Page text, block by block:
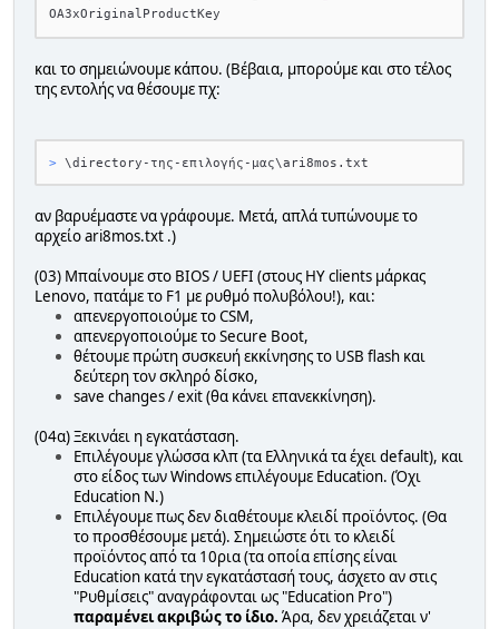
και το σημειώνουμε κάπου. (Βέβαια, μπορούμε και στο τέλος
της εντολής να θέσουμε πχ:
> \directory-της-επιλογής-μας\ari8mos.txt
αν βαρυέμαστε να γράφουμε. Μετά, απλά τυπώνουμε το
αρχείο ari8mos.txt .)
(03) Μπαίνουμε στο BIOS / UEFI (στους ΗΥ clients μάρκας
Lenovo, πατάμε το F1 με ρυθμό πολυβόλου!), και:
απενεργοποιούμε το CSM,
απενεργοποιούμε το Secure Boot,
θέτουμε πρώτη συσκευή εκκίνησης το USB flash και
δεύτερη τον σκληρό δίσκο,
save changes / exit (θα κάνει επανεκκίνηση).
(04α) Ξεκινάει η εγκατάσταση.
Επιλέγουμε γλώσσα κλπ (τα Ελληνικά τα έχει default), και
στο είδος των Windows επιλέγουμε Education. (Όχι
Education N.)
Επιλέγουμε πως δεν διαθέτουμε κλειδί προϊόντος. (Θα
το προσθέσουμε μετά). Σημειώστε ότι το κλειδί
προϊόντος από τα 10ρια (τα οποία επίσης είναι
Education κατά την εγκατάστασή τους, άσχετο αν στις
"Ρυθμίσεις" αναγράφονται ως "Education Pro")
παραμένει ακριβώς το ίδιο. Άρα, δεν χρειάζεται ν'